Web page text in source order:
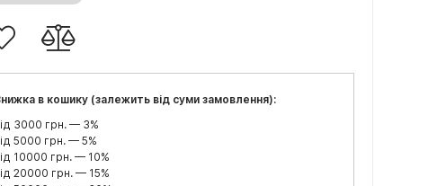
в кошику (залежить від суми замовлення):
3000 грн. — 3%
5000 грн. — 5%
10000 грн. — 10%
20000 грн. — 15%